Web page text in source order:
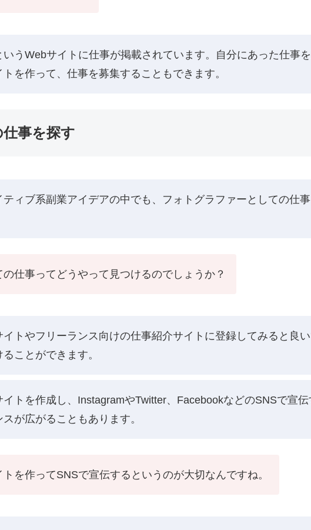
うWebサイトに仕事が掲載されています。自分にあった仕事
を作って、仕事を募集することもできます。
事を探す
ィブ系副業アイデアの中でも、フォトグラファーとしての仕
仕事ってどうやって見つけるのでしょうか？
トやフリーランス向けの仕事紹介サイトに登録してみると良
ことができます。
トを作成し、InstagramやTwitter、FacebookなどのSNSで宣
が広がることもあります。
を作ってSNSで宣伝するというのが大切なんですね。